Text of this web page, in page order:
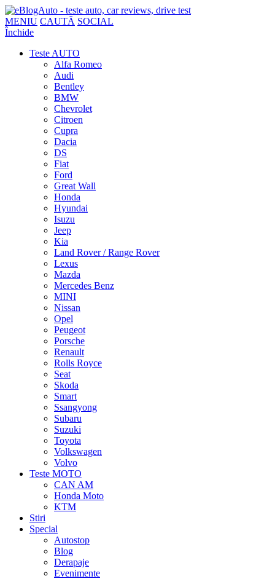
MENIU CAUTĂ SOCIAL
Închide
Teste AUTO
Alfa Romeo
Audi
Bentley
BMW
Chevrolet
Citroen
Cupra
Dacia
DS
Fiat
Ford
Great Wall
Honda
Hyundai
Isuzu
Jeep
Kia
Land Rover / Range Rover
Lexus
Mazda
Mercedes Benz
MINI
Nissan
Opel
Peugeot
Porsche
Renault
Rolls Royce
Seat
Skoda
Smart
Ssangyong
Subaru
Suzuki
Toyota
Volkswagen
Volvo
Teste MOTO
CAN AM
Honda Moto
KTM
Stiri
Special
Autostop
Blog
Derapaje
Evenimente